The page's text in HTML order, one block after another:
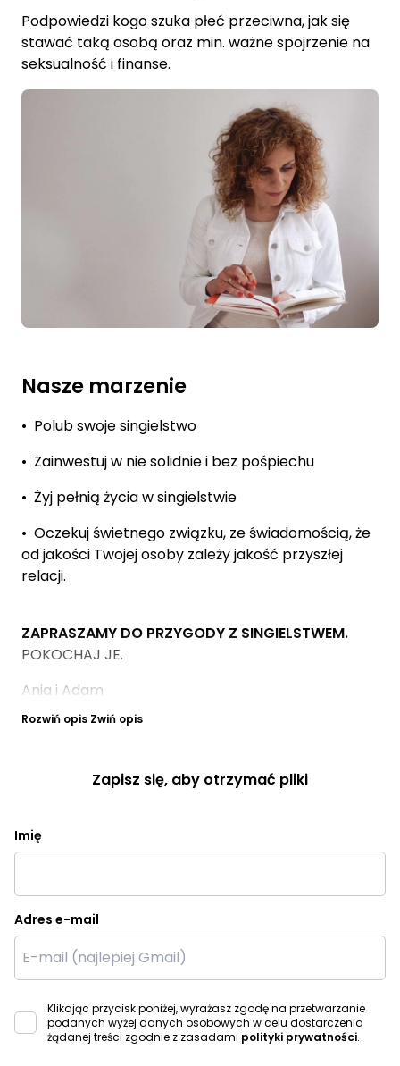
Podpowiedzi kogo szuka płeć przeciwna, jak się
stawać taką osobą oraz min. ważne spojrzenie na
seksualność i finanse.
Nasze marzenie
• Polub swoje singielstwo
• Zainwestuj w nie solidnie i bez pośpiechu
• Żyj pełnią życia w singielstwie
• Oczekuj świetnego związku, ze świadomością, że
od jakości Twojej osoby zależy jakość przyszłej
relacji.
ZAPRASZAMY DO PRZYGODY Z SINGIELSTWEM.
POKOCHAJ JE.
Ania i Adam
Rozwiń opis Zwiń opis
Zapisz się, aby otrzymać pliki
Imię
Adres e-mail
Klikając przycisk poniżej, wyrażasz zgodę na przetwarzanie
podanych wyżej danych osobowych w celu dostarczenia
żądanej treści zgodnie z zasadami polityki prywatności.